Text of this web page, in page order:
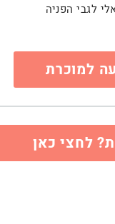
לגבי הפניה
לחצי כאן